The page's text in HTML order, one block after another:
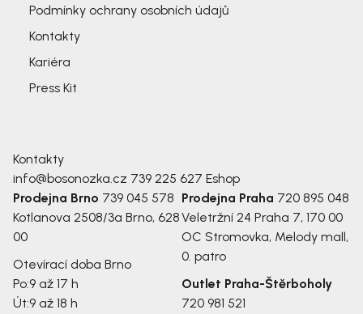
Podmínky ochrany osobních údajů
Kontakty
Kariéra
Press Kit
Kontakty
info@bosonozka.cz 739 225 627 Eshop
Prodejna Brno 739 045 578
Kotlanova 2508/3a Brno, 628
00
Otevírací doba Brno
Po:9 až 17 h
Út:9 až 18 h
Prodejna Praha 720 895 048
Veletržní 24 Praha 7, 170 00
OC Stromovka, Melody mall,
0. patro
Outlet Praha-Štěrboholy
720 981 521